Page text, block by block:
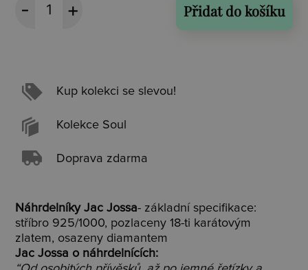
Přidat do košíku
Kup kolekci se slevou!
Kolekce Soul
Doprava zdarma
Náhrdelníky Jac Jossa- základní specifikace:
stříbro 925/1000, pozlaceny 18-ti karátovým
zlatem, osazeny diamantem
Jac Jossa o náhrdelnících: